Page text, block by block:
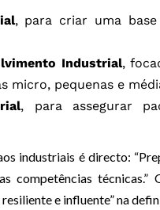
, para criar uma
Industrial,
micro, pequenas e
, para assegurar
industriais é directo:
competências
e influente” na